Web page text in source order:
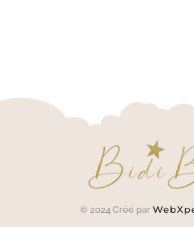
© 2024 Créé par